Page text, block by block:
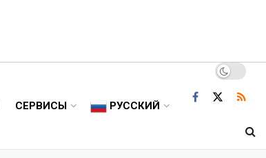
СЕРВИСЫ РУССКИЙ